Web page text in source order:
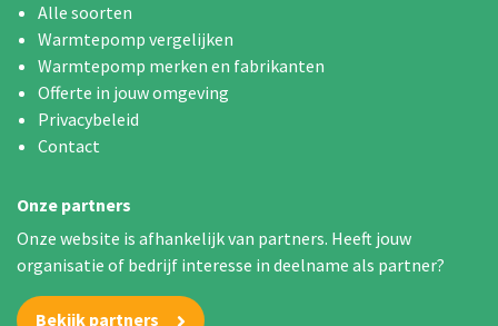
Alle soorten
Warmtepomp vergelijken
Warmtepomp merken en fabrikanten
Offerte in jouw omgeving
Privacybeleid
Contact
Onze partners
Onze website is afhankelijk van partners. Heeft jouw
organisatie of bedrijf interesse in deelname als partner?
Bekijk partners